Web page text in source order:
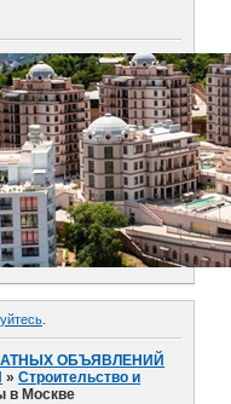
ОБЪЯВЛЕНИЙ
»Строительство и
в Москве